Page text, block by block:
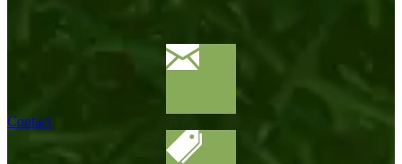
Contact